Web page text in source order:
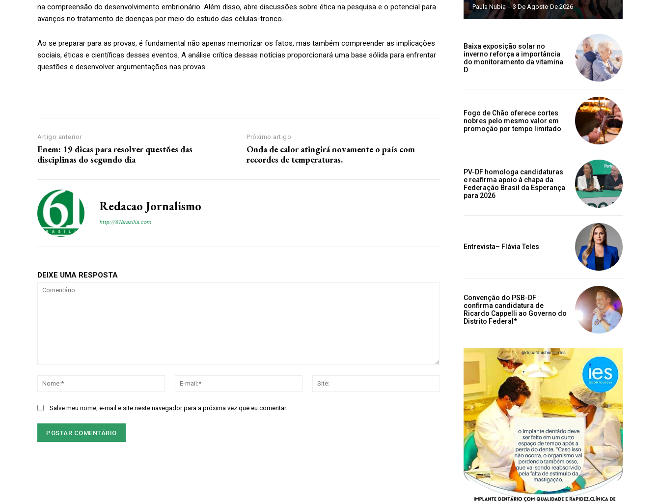
na compreensão do desenvolvimento embrionário. Além disso, abre discussões sobre ética na pesquisa e o potencial para
avanços no tratamento de doenças por meio do estudo das células-tronco.
Ao se preparar para as provas, é fundamental não apenas memorizar os fatos, mas também compreender as implicações
sociais, éticas e científicas desses eventos. A análise crítica dessas notícias proporcionará uma base sólida para enfrentar
questões e desenvolver argumentações nas provas.
Artigo anterior
Enem: 19 dicas para resolver questões das
disciplinas do segundo dia
Próximo artigo
Onda de calor atingirá novamente o país com
recordes de temperaturas.
Redacao Jornalismo
http://61brasilia.com
DEIXE UMA RESPOSTA
Nome:*
Salve meu nome, e-mail e site neste navegador para a próxima vez que eu comentar.
Paula Nubia - 3 De Agosto De 2026
Baixa exposição solar no
inverno reforça a importância
do monitoramento da vitamina
D
Fogo de Chão oferece cortes
nobres pelo mesmo valor em
promoção por tempo limitado
PV-DF homologa candidaturas
e reafirma apoio à chapa da
Federação Brasil da Esperança
para 2026
Entrevista– Flávia Teles
Convenção do PSB-DF
confirma candidatura de
Ricardo Cappelli ao Governo do
Distrito Federal*